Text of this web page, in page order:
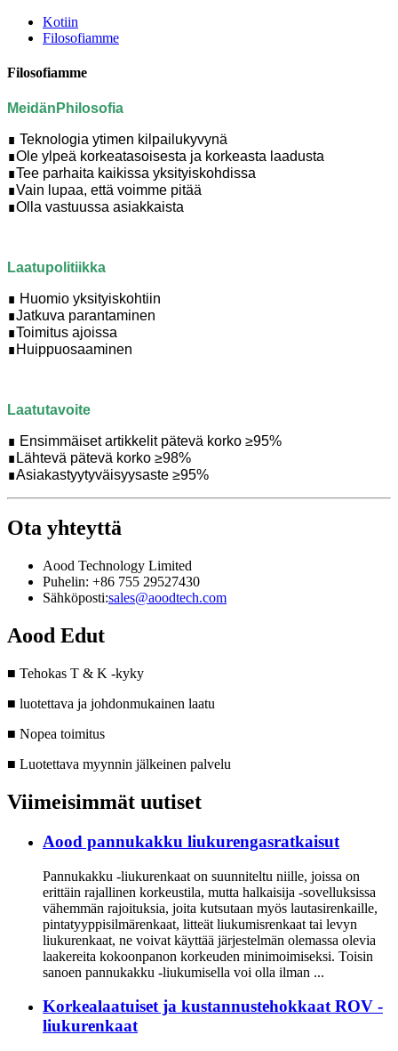
Kotiin
Filosofiamme
Filosofiamme
Meidän P hilosofia
∎ Teknologia ytimen kilpailukyvynä
∎Ole ylpeä korkeatasoisesta ja korkeasta laadusta
∎Tee parhaita kaikissa yksityiskohdissa
∎Vain lupaa, että voimme pitää
∎Olla vastuussa asiakkaista
Laatupolitiikka
∎ Huomio yksityiskohtiin
∎Jatkuva parantaminen
∎Toimitus ajoissa
∎ Huippuosaaminen
Laatutavoite
∎ Ensimmäiset artikkelit pätevä korko ≥95%
∎ Lähtevä pätevä korko ≥98%
∎Asiakastyytyväisyysaste ≥95%
Ota yhteyttä
Aood Technology Limited
Puhelin: +86 755 29527430
Sähköposti:sales@aoodtech.com
Aood Edut
■ Tehokas T & K -kyky
■ luotettava ja johdonmukainen laatu
■ Nopea toimitus
■ Luotettava myynnin jälkeinen palvelu
Viimeisimmät uutiset
Aood pannukakku liukurengasratkaisut
Pannukakku -liukurenkaat on suunniteltu niille, joissa on
erittäin rajallinen korkeustila, mutta halkaisija -sovelluksissa
vähemmän rajoituksia, joita kutsutaan myös lautasirenkaille,
pintatyyppisilmärenkaat, litteät liukumisrenkaat tai levyn
liukurenkaat, ne voivat käyttää järjestelmän olemassa olevia
laakereita kokoonpanon korkeuden minimoimiseksi. Toisin
sanoen pannukakku -liukumisella voi olla ilman ...
Korkealaatuiset ja kustannustehokkaat ROV -
liukurenkaat